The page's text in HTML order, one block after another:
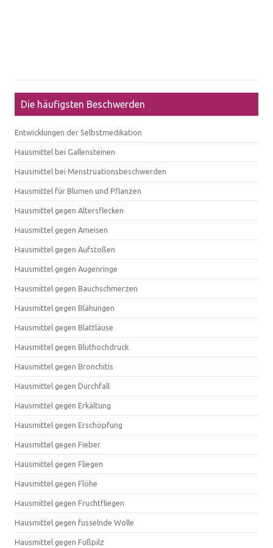
Die häufigsten Beschwerden
Entwicklungen der Selbstmedikation
Hausmittel bei Gallensteinen
Hausmittel bei Menstruationsbeschwerden
Hausmittel für Blumen und Pflanzen
Hausmittel gegen Altersflecken
Hausmittel gegen Ameisen
Hausmittel gegen Aufstoßen
Hausmittel gegen Augenringe
Hausmittel gegen Bauchschmerzen
Hausmittel gegen Blähungen
Hausmittel gegen Blattläuse
Hausmittel gegen Bluthochdruck
Hausmittel gegen Bronchitis
Hausmittel gegen Durchfall
Hausmittel gegen Erkältung
Hausmittel gegen Erschöpfung
Hausmittel gegen Fieber
Hausmittel gegen Fliegen
Hausmittel gegen Flöhe
Hausmittel gegen Fruchtfliegen
Hausmittel gegen fusselnde Wolle
Hausmittel gegen Fußpilz